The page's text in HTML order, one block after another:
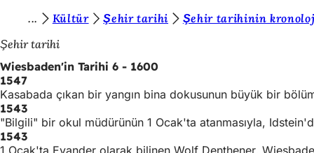
İçeriğe atla
u
r
a
d
a
Kültür Şehir tarihi
Şehir tarihinin
Şehir tarihi
Wiesbaden'in Tarihi 6 - 1600
1547
Kasabada çıkan bir yangın bina dokusunun büyük bir
1543
"Bilgili" bir okul müdürünün 1 Ocak'ta atanmasıyla,
1543
1 Ocak'ta Evander olarak bilinen Wolf Denthener,